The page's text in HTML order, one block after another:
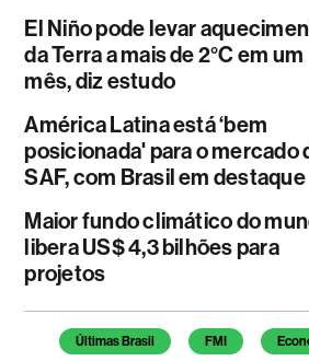
El Niño pode levar
da Terra a mais de 2°C em um
mês, diz estudo
América Latina está ‘bem
posicionada' para o mercado
SAF, com Brasil em destaque
Maior fundo climático do
libera US$ 4,3 bilhões para
projetos
Temas deste artigo
Últimas Brasil FMI